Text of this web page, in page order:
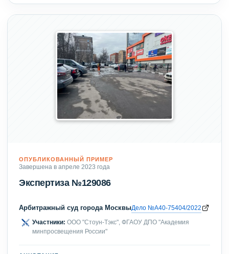
ОПУБЛИКОВАННЫЙ ПРИМЕР
Завершена в апреле 2023 года
Экспертиза №129086
Арбитражный суд города МосквыДело №А40-75404/2022
Участники: ООО "Стоун-Тэкс", ФГАОУ ДПО "Академия
минпросвещения России"